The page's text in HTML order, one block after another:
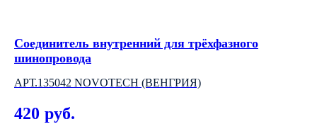
Соединитель внутренний для трёхфазного
шинопровода
АРТ.135042 NOVOTECH (ВЕНГРИЯ)
420 руб.